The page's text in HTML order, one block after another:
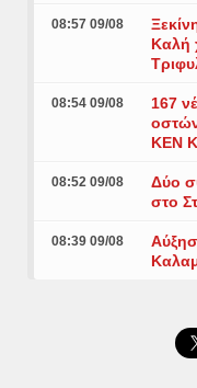
08:57 09/08
Καλή
08:54 09/08
167
ΚΕΝ
08:52 09/08
Δύο
στο
08:39 09/08